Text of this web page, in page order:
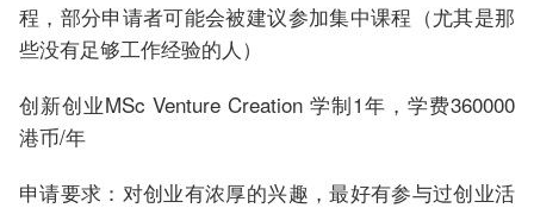
程，部分申请者可能会被建议参加集中课程（尤其是那
些没有足够工作经验的人）
创新创业MSc Venture Creation 学制1年，学费360000
港币/年
申请要求：对创业有浓厚的兴趣，最好有参与过创业活